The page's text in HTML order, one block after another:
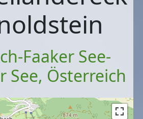
Faaker See-
See, Österreich